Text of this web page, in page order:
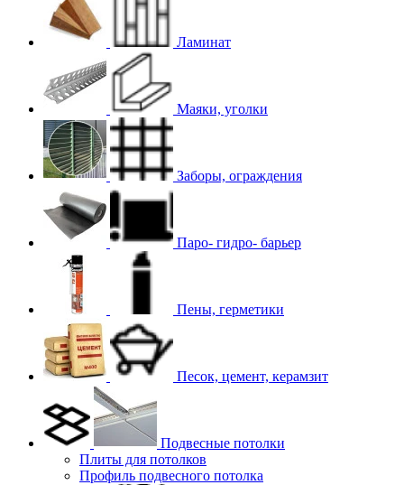
Ламинат
Маяки, уголки
Заборы, ограждения
Паро- гидро- барьер
Пены, герметики
Песок, цемент, керамзит
Подвесные потолки
Плиты для потолков
Профиль подвесного потолка